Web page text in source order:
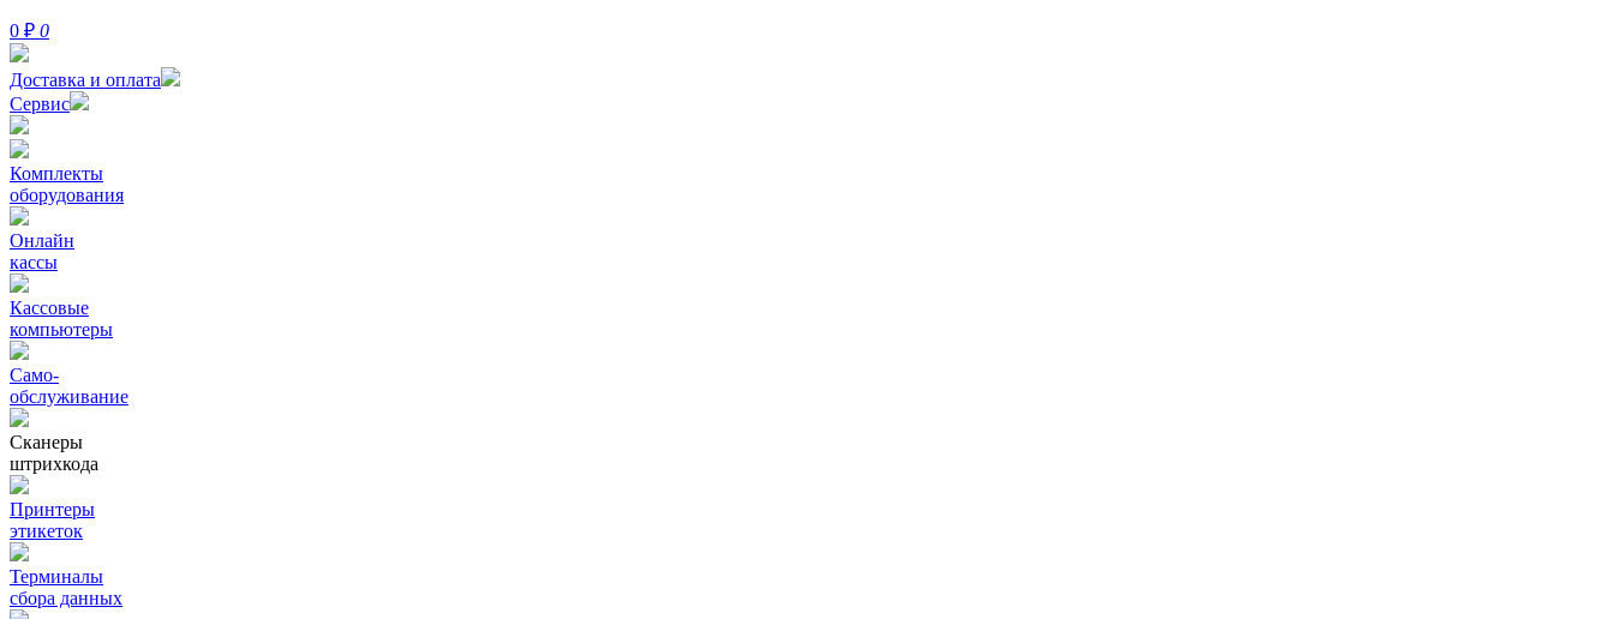
0 ₽ 0
Доставка и оплата
Сервис
Комплекты
оборудования
Онлайн
кассы
Кассовые
компьютеры
Само-
обслуживание
Сканеры
штрихкода
Принтеры
этикеток
Терминалы
сбора данных